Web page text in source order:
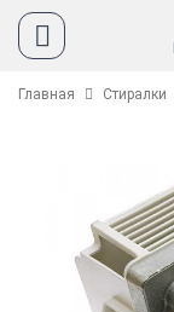
Главная Стиралки